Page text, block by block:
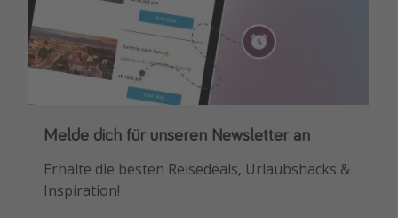
Melde dich für unseren Newsletter an
Erhalte die besten Reisedeals, Urlaubshacks &
Inspiration!
Downloade unsere App
Buche die besten Reiseschnäppchen als
Erstes.